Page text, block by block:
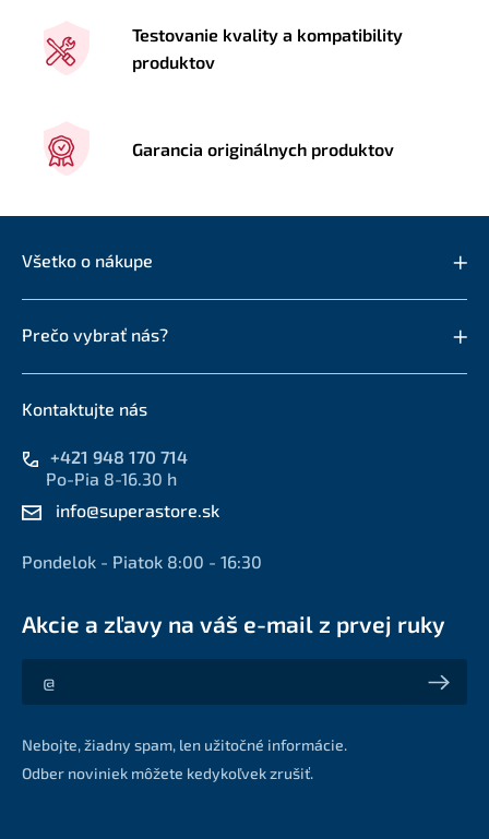
Testovanie kvality a kompatibility
produktov
Garancia originálnych produktov
Všetko o nákupe
Prečo vybrať nás?
Kontaktujte nás
+421 948 170 714
Po-Pia 8-16.30 h
info@superastore.sk
Pondelok - Piatok 8:00 - 16:30
Akcie a zľavy na váš e-mail z prvej ruky
Akcie a zľavy na váš e-mail z prvej ruky
Nebojte, žiadny spam, len užitočné informácie.
Odber noviniek môžete kedykoľvek zrušiť.